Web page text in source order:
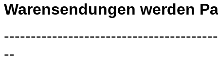
Warensendungen werden
--